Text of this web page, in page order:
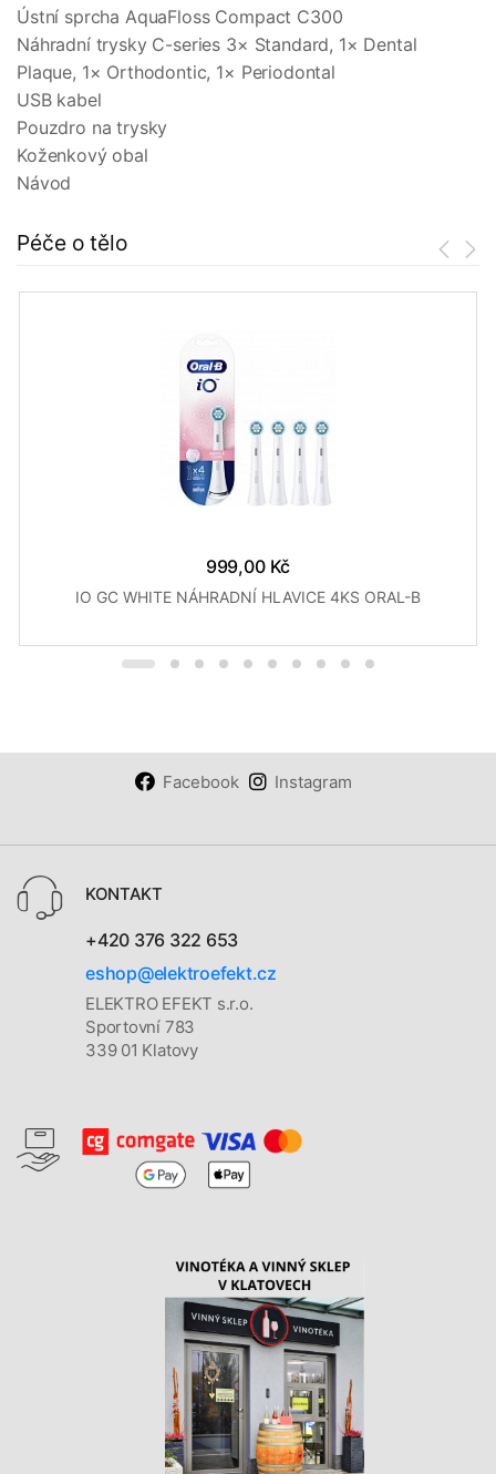
Ústní sprcha AquaFloss Compact C300
Náhradní trysky C-series 3× Standard, 1× Dental
Plaque, 1× Orthodontic, 1× Periodontal
USB kabel
Pouzdro na trysky
Koženkový obal
Návod
Péče o tělo
999,00 Kč
IO GC WHITE NÁHRADNÍ HLAVICE 4KS ORAL-B
Facebook Instagram
KONTAKT
+420 376 322 653
eshop@elektroefekt.cz
ELEKTRO EFEKT s.r.o.
Sportovní 783
339 01 Klatovy